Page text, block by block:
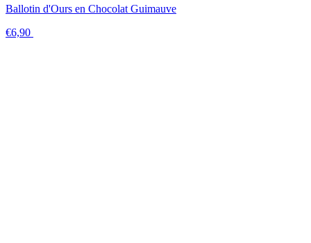
Ballotin d'Ours en Chocolat Guimauve
€6,90